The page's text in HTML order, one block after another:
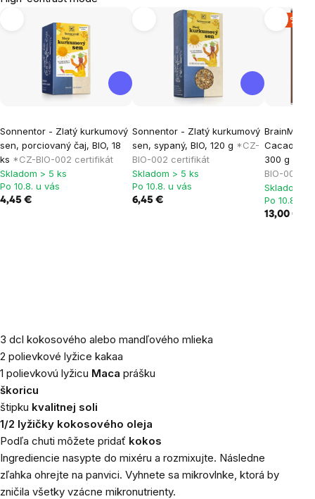
Sonnentor - Zlatý kurkumový
sen, porciovaný čaj, BIO, 18
ks *CZ-BIO-002 certifikát
Skladom > 5 ks
Po 10.8. u vás
4,45 €
Sonnentor - Zlatý kurkumový
sen, sypaný, BIO, 120 g *CZ-
BIO-002 certifikát
Skladom > 5 ks
Po 10.8. u vás
6,45 €
-20 %
BrainMax
Cacao,
300 g
BIO-001
Skladom >
Po 10.8. u
13,00 €
3 dcl kokosového alebo mandľového mlieka
2 polievkové lyžice kakaa
1 polievkovú lyžicu Maca prášku
škoricu
štipku kvalitnej soli
1/2 lyžičky kokosového oleja
Podľa chuti môžete pridať kokos
Ingrediencie nasypte do mixéru a rozmixujte. Následne
zľahka ohrejte na panvici. Vyhnete sa mikrovlnke, ktorá by
zničila všetky vzácne mikronutrienty.